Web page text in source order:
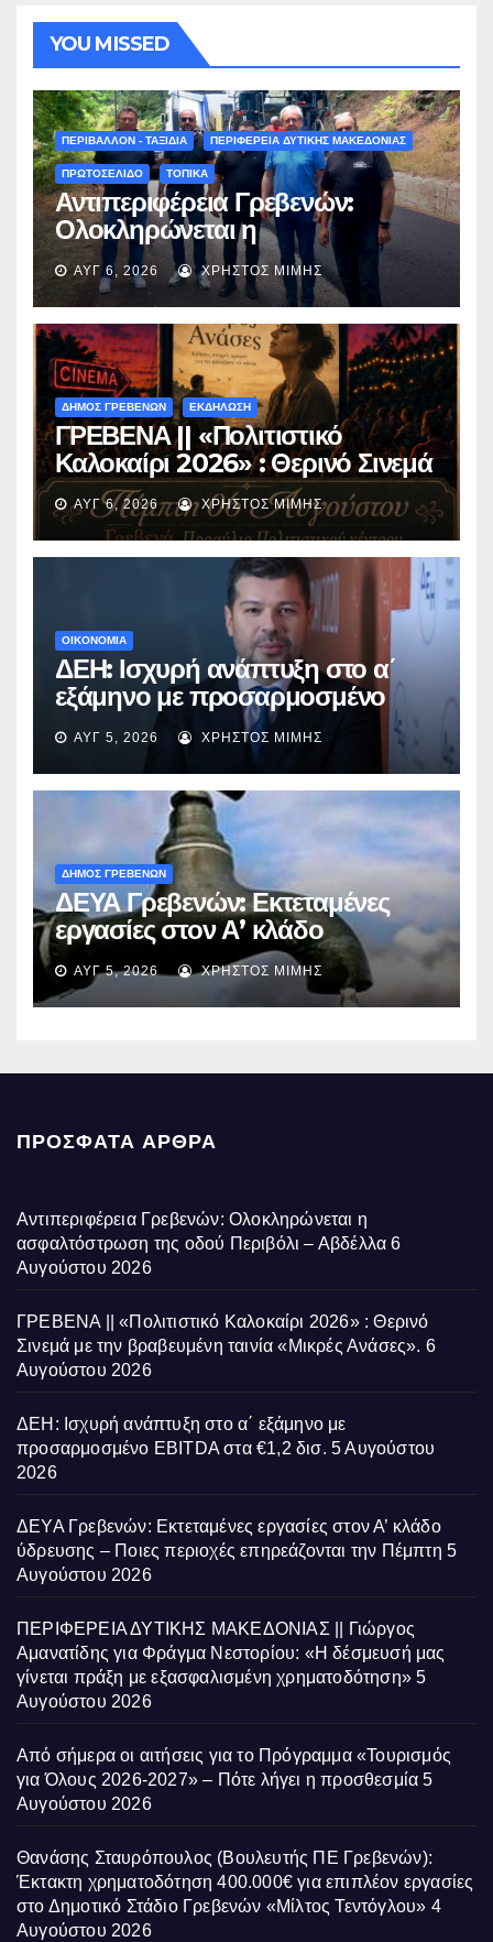
YOU MISSED
ΠΕΡΙΒΑΛΛΟΝ - ΤΑΞΙΔΙΑ ΠΕΡΙΦΕΡΕΙΑ ΔΥΤΙΚΗΣ ΜΑΚΕΔΟΝΙΑΣ
ΠΡΩΤΟΣΕΛΙΔΟ ΤΟΠΙΚΑ
Αντιπεριφέρεια Γρεβενών:
Ολοκληρώνεται η
ασφαλτόστρωση της οδού
Περιβόλι – Αβδέλλα
ΑΥΓ 6, 2026 ΧΡΉΣΤΟΣ ΜΊΜΗΣ
ΔΗΜΟΣ ΓΡΕΒΕΝΩΝ ΕΚΔΗΛΩΣΗ
ΓΡΕΒΕΝΑ || «Πολιτιστικό
Καλοκαίρι 2026» : Θερινό Σινεμά
με την βραβευμένη ταινία
«Μικρές Ανάσες».
ΑΥΓ 6, 2026 ΧΡΉΣΤΟΣ ΜΊΜΗΣ
ΟΙΚΟΝΟΜΙΑ
ΔΕΗ: Ισχυρή ανάπτυξη στο α΄
εξάμηνο με προσαρμοσμένο
EBITDA στα €1,2 δισ.
ΑΥΓ 5, 2026 ΧΡΉΣΤΟΣ ΜΊΜΗΣ
ΔΗΜΟΣ ΓΡΕΒΕΝΩΝ
ΔΕΥΑ Γρεβενών: Εκτεταμένες
εργασίες στον Α’ κλάδο
ύδρευσης – Ποιες περιοχές
επηρεάζονται την Πέμπτη
ΑΥΓ 5, 2026 ΧΡΉΣΤΟΣ ΜΊΜΗΣ
ΠΡΌΣΦΑΤΑ ΆΡΘΡΑ
Αντιπεριφέρεια Γρεβενών: Ολοκληρώνεται η
ασφαλτόστρωση της οδού Περιβόλι – Αβδέλλα 6
Αυγούστου 2026
ΓΡΕΒΕΝΑ || «Πολιτιστικό Καλοκαίρι 2026» : Θερινό
Σινεμά με την βραβευμένη ταινία «Μικρές Ανάσες». 6
Αυγούστου 2026
ΔΕΗ: Ισχυρή ανάπτυξη στο α΄ εξάμηνο με
προσαρμοσμένο EBITDA στα €1,2 δισ. 5 Αυγούστου
2026
ΔΕΥΑ Γρεβενών: Εκτεταμένες εργασίες στον Α’ κλάδο
ύδρευσης – Ποιες περιοχές επηρεάζονται την Πέμπτη 5
Αυγούστου 2026
ΠΕΡΙΦΕΡΕΙΑ ΔΥΤΙΚΗΣ ΜΑΚΕΔΟΝΙΑΣ || Γιώργος
Αμανατίδης για Φράγμα Νεστορίου: «Η δέσμευσή μας
γίνεται πράξη με εξασφαλισμένη χρηματοδότηση» 5
Αυγούστου 2026
Από σήμερα οι αιτήσεις για το Πρόγραμμα «Τουρισμός
για Όλους 2026-2027» – Πότε λήγει η προσθεσμία 5
Αυγούστου 2026
Θανάσης Σταυρόπουλος (Βουλευτής ΠΕ Γρεβενών):
Έκτακτη χρηματοδότηση 400.000€ για επιπλέον εργασίες
στο Δημοτικό Στάδιο Γρεβενών «Μίλτος Τεντόγλου» 4
Αυγούστου 2026